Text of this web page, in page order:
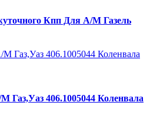
Кпп Для А/М Газель
Газ,Уаз 406.1005044 Коленвала